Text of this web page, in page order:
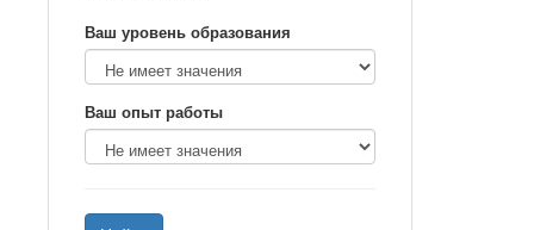
Ваш уровень образования
Ваш опыт работы